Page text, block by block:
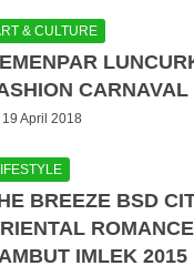
& CULTURE
CARNAVAL
19 April 2018
BREEZE BSD
IMLEK 2015